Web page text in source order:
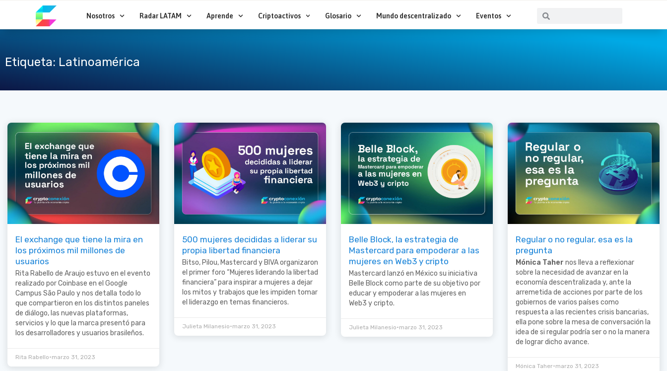
contenido
Nosotros Radar LATAM Aprende Criptoactivos Glosario Mundo descentralizado Eventos Buscar
Etiqueta: Latinoamérica
El exchange que tiene la mira en
los próximos mil millones de
usuarios
Rita Rabello de Araujo estuvo en el evento
realizado por Coinbase en el Google
Campus São Paulo y nos detalla todo lo
que compartieron en los distintos paneles
de diálogo, las nuevas plataformas,
servicios y lo que la marca presentó para
los desarrolladores y usuarios brasileños.
Rita Rabello•marzo 31, 2023
500 mujeres decididas a liderar su
propia libertad financiera
Bitso, Pilou, Mastercard y BIVA organizaron
el primer foro “Mujeres liderando la libertad
financiera” para inspirar a mujeres a dejar
los mitos y trabajos que les impiden tomar
el liderazgo en temas financieros.
Julieta Milanesio•marzo 31, 2023
Belle Block, la estrategia de
Mastercard para empoderar a las
mujeres en Web3 y cripto
Mastercard lanzó en México su iniciativa
Belle Block como parte de su objetivo por
educar y empoderar a las mujeres en
Web3 y cripto.
Julieta Milanesio•marzo 31, 2023
Regular o no regular, esa es la
pregunta
Mónica Taher nos lleva a reflexionar
sobre la necesidad de avanzar en la
economía descentralizada y, ante la
arremetida de acciones por parte de los
gobiernos de varios países como
respuesta a las recientes crisis bancarias,
ella pone sobre la mesa de conversación la
idea de si regular podría ser o no la manera
de lograr dicho avance.
Mónica Taher•marzo 31, 2023